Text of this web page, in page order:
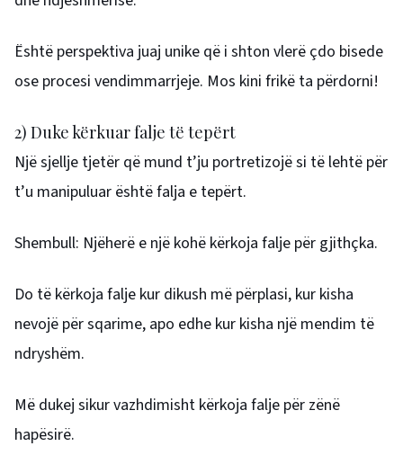
Është perspektiva juaj unike që i shton vlerë çdo bisede
ose procesi vendimmarrjeje. Mos kini frikë ta përdorni!
2) Duke kërkuar falje të tepërt
Një sjellje tjetër që mund t’ju portretizojë si të lehtë për
t’u manipuluar është falja e tepërt.
Shembull: Njëherë e një kohë kërkoja falje për gjithçka.
Do të kërkoja falje kur dikush më përplasi, kur kisha
nevojë për sqarime, apo edhe kur kisha një mendim të
ndryshëm.
Më dukej sikur vazhdimisht kërkoja falje për zënë
hapësirë.